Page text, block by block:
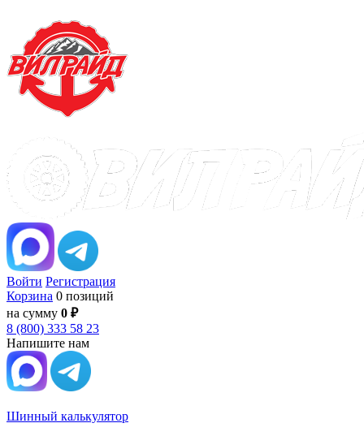
Войти Регистрация
Корзина 0 позиций
на сумму 0 ₽
8 (800) 333 58 23
Напишите нам
Шинный калькулятор